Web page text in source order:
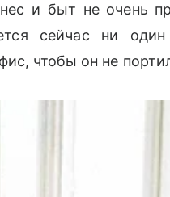
и быт не очень
сейчас ни
чтобы он не